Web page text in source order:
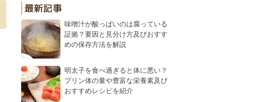
味噌汁が酸っぱいのは腐っている
証拠？要因と見分け方及びおすす
めの保存方法を解説
明太子を食べ過ぎると体に悪い？
プリン体の量や豊富な栄養素及び
おすすめレシピを紹介